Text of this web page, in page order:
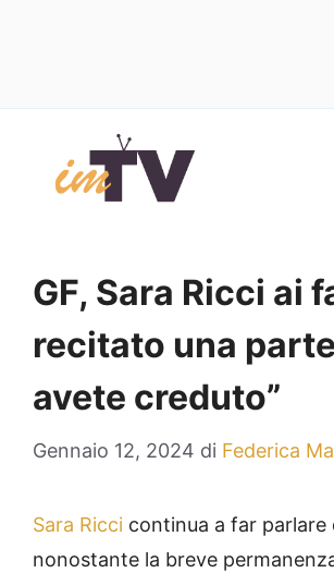
contenuto
GF, Sara Ricci ai
recitato una
avete creduto”
Gennaio 12, 2024 di Federica
Sara Ricci continua a far parlare
nonostante la breve